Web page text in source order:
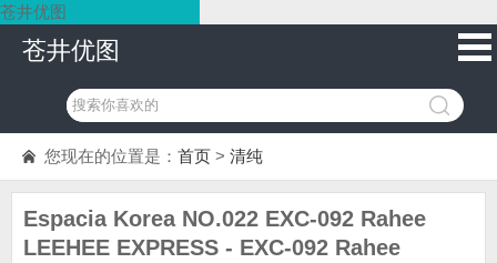
苍井优图
苍井优图
您现在的位置是： 首页 > 清纯
Espacia Korea NO.022 EXC-092 Rahee
LEEHEE EXPRESS - EXC-092 Rahee